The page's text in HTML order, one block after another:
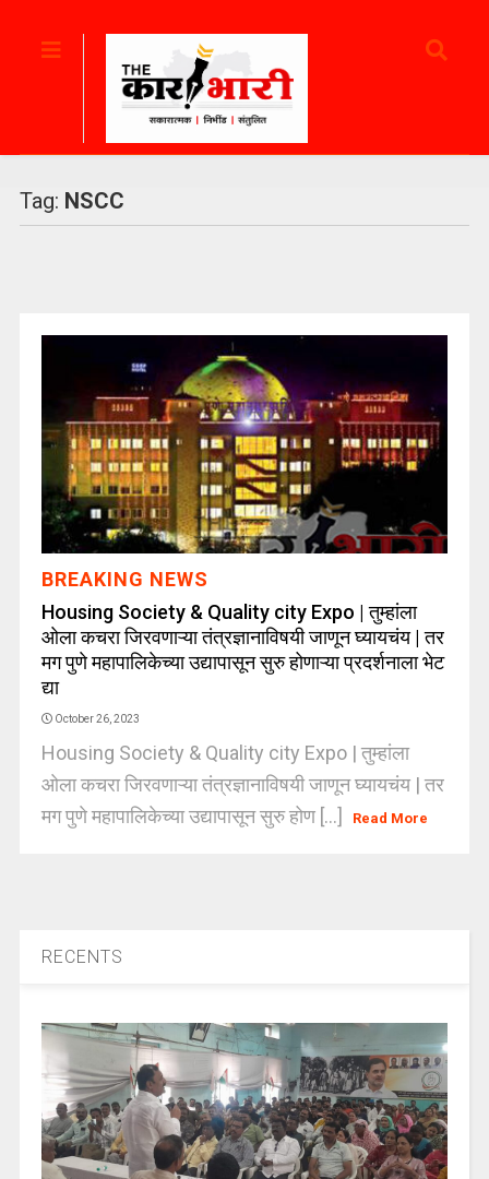
Tag: NSCC
BREAKING NEWS
Housing Society & Quality city Expo | तुम्हांला
ओला कचरा जिरवणाऱ्या तंत्रज्ञानाविषयी जाणून घ्यायचंय | तर
मग पुणे महापालिकेच्या उद्यापासून सुरु होणाऱ्या प्रदर्शनाला भेट
द्या
October 26, 2023
Housing Society & Quality city Expo | तुम्हांला
ओला कचरा जिरवणाऱ्या तंत्रज्ञानाविषयी जाणून घ्यायचंय | तर
मग पुणे महापालिकेच्या उद्यापासून सुरु होण [...]
Read More
RECENTS